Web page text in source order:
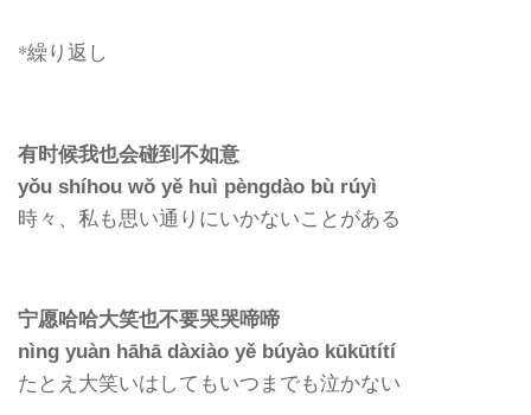
*繰り返し
有时候我也会碰到不如意
yǒu shíhou wǒ yě huì pèngdào bù rúyì
時々、私も思い通りにいかないことがある
宁愿哈哈大笑也不要哭哭啼啼
nìng yuàn hāhā dàxiào yě búyào kūkūtítí
たとえ大笑いはしてもいつまでも泣かない